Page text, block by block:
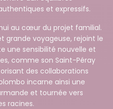
et expressifs.
au cœur du projet familial.
grande voyageuse, rejoint le
une sensibilité nouvelle et
comme son Saint-Péray
des collaborations
incarne ainsi une
et tournée vers
racines.